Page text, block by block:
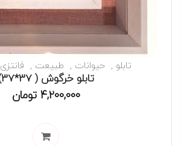
تابلو حیوانات طبیعت فانتزی
تابلو خرگوش ( 37*37)
4,200,000 تومان